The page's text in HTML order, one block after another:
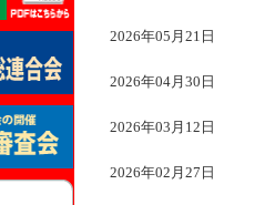
2026年05月21日
2026年04月30日
2026年03月12日
2026年02月27日